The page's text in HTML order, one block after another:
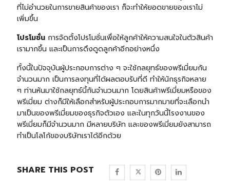
ที่ไม่อำนวยในการขายสินค้าของเรา ก็จะทำให้ยอดขายของเราไม่
เพิ่มขึ้น
โปรโมชั่น การจัดตั้งโปรโมชั่นเพื่อให้ลูกค้าให้ความสนใจในตัวสินค้า
เรามากขึ้น และเป็นการดึงดูดลูกค้าอีกอย่างหนึ่ง
ทั้งนี้ในปัจจุบันผู้ประกอบการต่าง ๆ จะใช้กลยุทธ์ของพรีเมี่ยมกัน
จำนวนมาก เป็นการลงทุนที่ได้ผลตอบรับที่ดี ทำให้นักธุรกิจหลาย
ๆ ท่านหันมาใช้กลยุทธ์นี้กันจำนวนมาก โดยสินค้าพรีเมี่ยมหรือของ
พรีเมี่ยม ต่างก็มีให้เลือกสำหรับผู้ประกอบการมากมายที่จะเลือกนำ
มาเป็นของพรีเมี่ยมของธุรกิจตัวเอง และในทุกวันนี้โรงงานของ
พรีเมี่ยมก็มีจำนวนมาก มีหลายบริษัท และของพรีเมี่ยมยังสามารถ
ทำเป็นโลโก้ของบริษัทเราได้อีกด้วย
SHARE THIS POST